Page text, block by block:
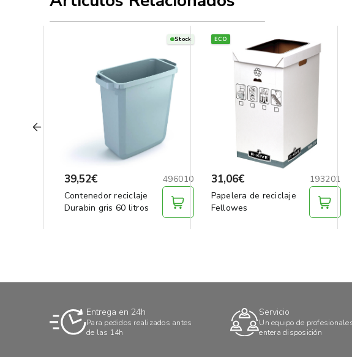
Stock
39,52€
496010
Contenedor reciclaje
Durabin gris 60 litros
ECO
31,06€
193201
Papelera de reciclaje
Fellowes
Entrega en 24h
Para pedidos realizados antes
de las 14h
Servicio
Un equipo de
entera disposición